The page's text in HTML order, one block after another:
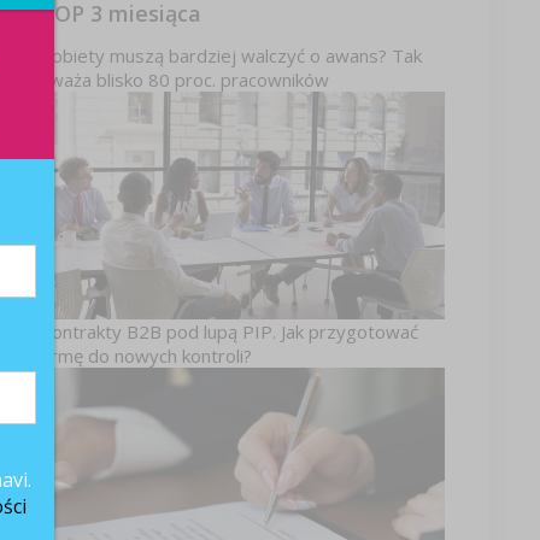
TOP 3 miesiąca
Kobiety muszą bardziej walczyć o awans? Tak
uważa blisko 80 proc. pracowników
Kontrakty B2B pod lupą PIP. Jak przygotować
firmę do nowych kontroli?